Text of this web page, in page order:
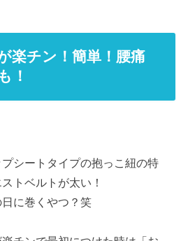
楽チン！簡単！腰痛
！
シートタイプの抱っこ紐の特
トベルトが太い！
に巻くやつ？笑